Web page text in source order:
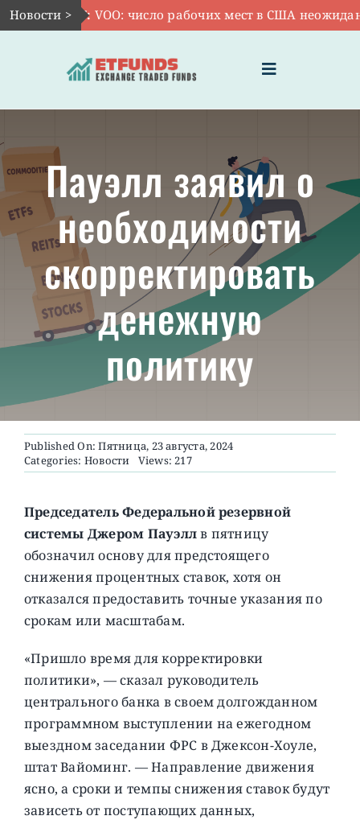
Skip
to
Новости >
Авг 7:VOO: число рабочих мест в США неожиданно
Toggle
Navigation
ЧТО ТАКОЕ ETF
ИНВЕСТИЦИИ В ETF
ТЕМАТИЧЕСКИЕ ETF
АКТУАЛЬНЫЕ
О ПРОЕКТЕ
Пауэлл заявил о
необходимости
скорректировать
денежную
политику
Published On: Пятница, 23 августа, 2024
Categories: Новости Views: 217
Председатель Федеральной резервной
системы Джером Пауэллв пятницу
обозначил основу для предстоящего
снижения процентных ставок, хотя он
отказался предоставить точные указания по
срокам или масштабам.
«Пришло время для корректировки
политики», — сказал руководитель
центрального банка в своем долгожданном
программном выступлении на ежегодном
выездном заседании ФРС в Джексон-Хоуле,
штат Вайоминг. — Направление движения
ясно, а сроки и темпы снижения ставок будут
зависеть от поступающих данных,